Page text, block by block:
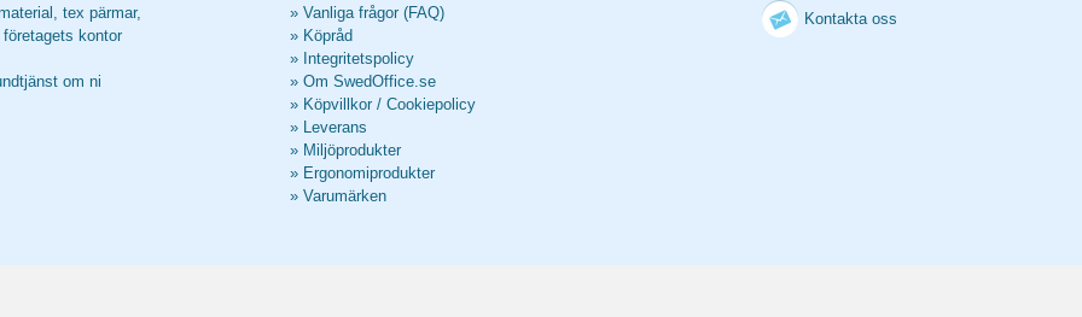
tex pärmar,
kontor
om ni
» Vanliga frågor (FAQ)
» Köpråd
» Integritetspolicy
» Om SwedOffice.se
» Köpvillkor / Cookiepolicy
» Leverans
» Miljöprodukter
» Ergonomiprodukter
» Varumärken
Kontakta oss